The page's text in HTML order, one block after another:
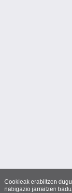
Cookieak erabiltzen
nabigazio jarraitzen